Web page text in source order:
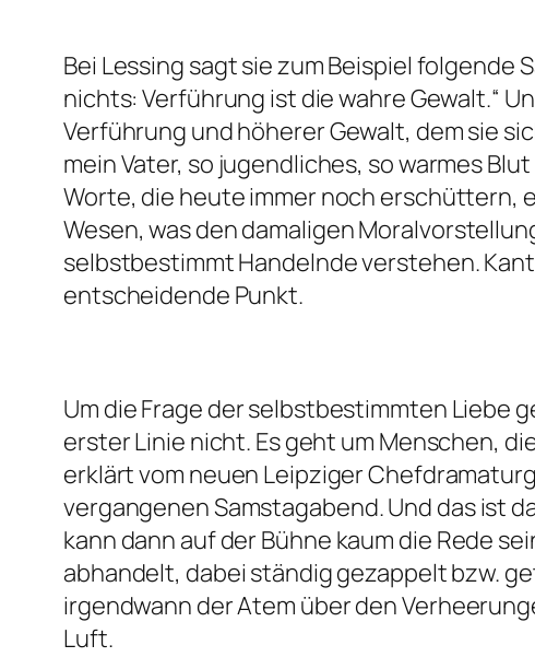
Bei Lessing sagt sie zum Beispiel folgende
nichts: Verführung ist die wahre Gewalt.“
Verführung und höherer Gewalt, dem sie
mein Vater, so jugendliches, so warmes
Worte, die heute immer noch erschüttern,
Wesen, was den damaligen
selbstbestimmt Handelnde verstehen.
entscheidende Punkt.
Um die Frage der selbstbestimmten Liebe
erster Linie nicht. Es geht um Menschen,
erklärt vom neuen Leipziger
vergangenen Samstagabend. Und das ist
kann dann auf der Bühne kaum die Rede
abhandelt, dabei ständig gezappelt bzw.
irgendwann der Atem über den
Luft.